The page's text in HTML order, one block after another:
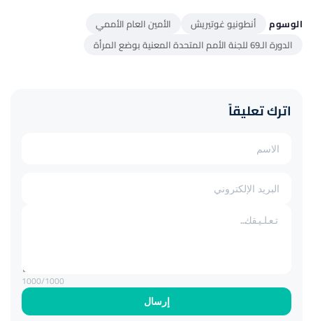
الوسوم أنطونيو غوتيريش
الأمين العام الأممي
الدورة الـ69 للجنة الأمم المتحدة المعنية بوضع المرأة
اترك تعليقاً
إرسال
1000/1000